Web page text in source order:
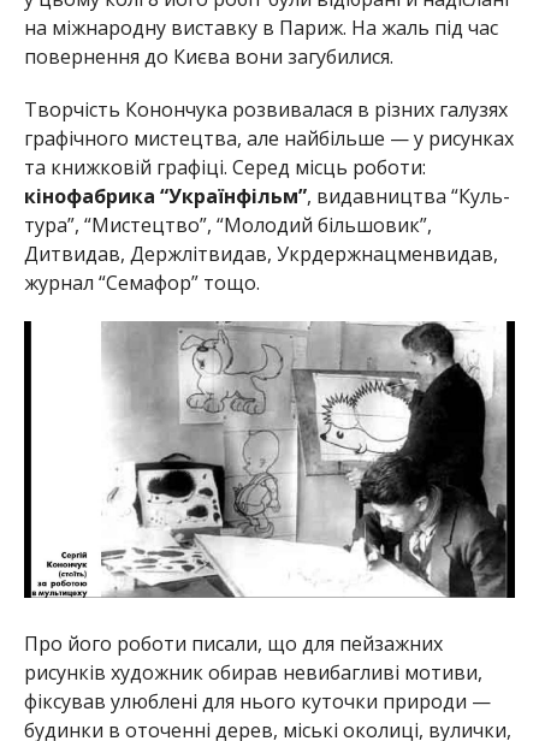
на міжнародну виставку в Париж. На жаль під час
повернення до Києва вони загубилися.
Творчість Конончука розвивалася в різних галузях
графічного мистецтва, але найбільше — у рисунках
та книжковій графіці. Серед місць роботи:
кінофабрика “Українфільм”, видавництва “Куль­
тура”, “Мистецтво”, “Молодий більшовик”,
Дитвидав, Держлітвидав, Укрдержнацменвидав,
журнал “Семафор” тощо.
Про його роботи писали, що для пейзажних
рисунків художник обирав невибагливі мотиви,
фіксував улюблені для нього куточки природи —
будинки в оточенні дерев, міські околиці, вулички,